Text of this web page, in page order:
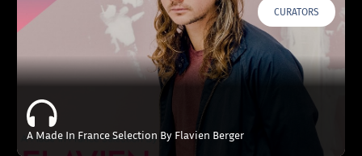
CURATORS
A Made In France Selection By Flavien Berger